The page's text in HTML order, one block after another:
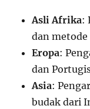
Asli Afrika:
dan
Eropa:
dan
Asia:
budak dari